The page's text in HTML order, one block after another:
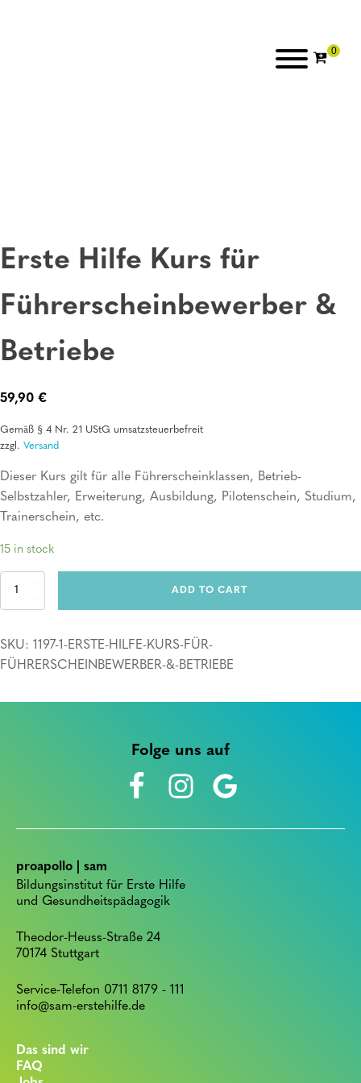
Erste Hilfe Kurs für
Führerscheinbewerber &
Betriebe
59,90 €
Gemäß § 4 Nr. 21 UStG umsatzsteuerbefreit
zzgl. Versand
Dieser Kurs gilt für alle Führerscheinklassen, Betrieb-
Selbstzahler, Erweiterung, Ausbildung, Pilotenschein, Studium,
Trainerschein, etc.
15 in stock
Erste
Führerscheinbewerber
&
ADD TO CART
SKU: 1197-1-ERSTE-HILFE-KURS-FÜR-
FÜHRERSCHEINBEWERBER-&-BETRIEBE
Folge uns auf
proapollo | sam
Bildungsinstitut für Erste Hilfe
und Gesundheitspädagogik
Theodor-Heuss-Straße 24
70174 Stuttgart
Service-Telefon 0711 8179 - 111
info@sam-erstehilfe.de
Das sind wir
FAQ